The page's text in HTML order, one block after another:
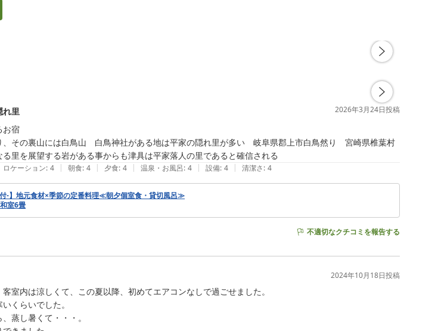
れ里 2026年3月24日投稿
お宿
その裏山には白鳥山　白鳥神社がある地は平家の隠れ里が多い　岐阜県郡上市白鳥然り　宮崎県椎葉村
里を展望する岩がある事からも津具は平家落人の里であると確信される
ロケーション: 4 | 朝食: 4 | 夕食: 4 | 温泉・お風呂: 4 | 設備: 4 | 清潔さ: 4
付-】地元食材×季節の定番料理≪朝夕個室食・貸切風呂≫
室6畳
不適切なクチコミを報告する
2024年10月18日投稿
室内は涼しくて、この夏以降、初めてエアコンなしで過ごせました。
くらいでした。
蒸し暑くて・・・。